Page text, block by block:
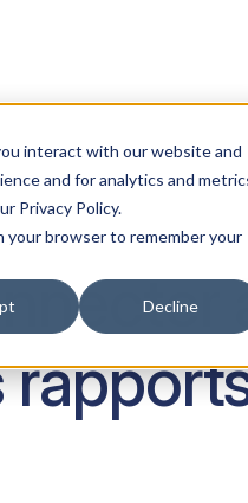
interact with our website and
and for analytics and
Privacy Policy.
your browser to remember your
Decline